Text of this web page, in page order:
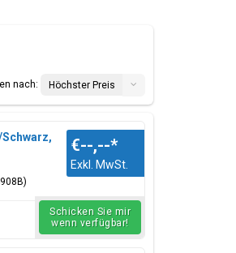
nach:
Höchster Preis
€--,--*
Exkl. MwSt.
Schicken Sie mir
wenn verfügbar!